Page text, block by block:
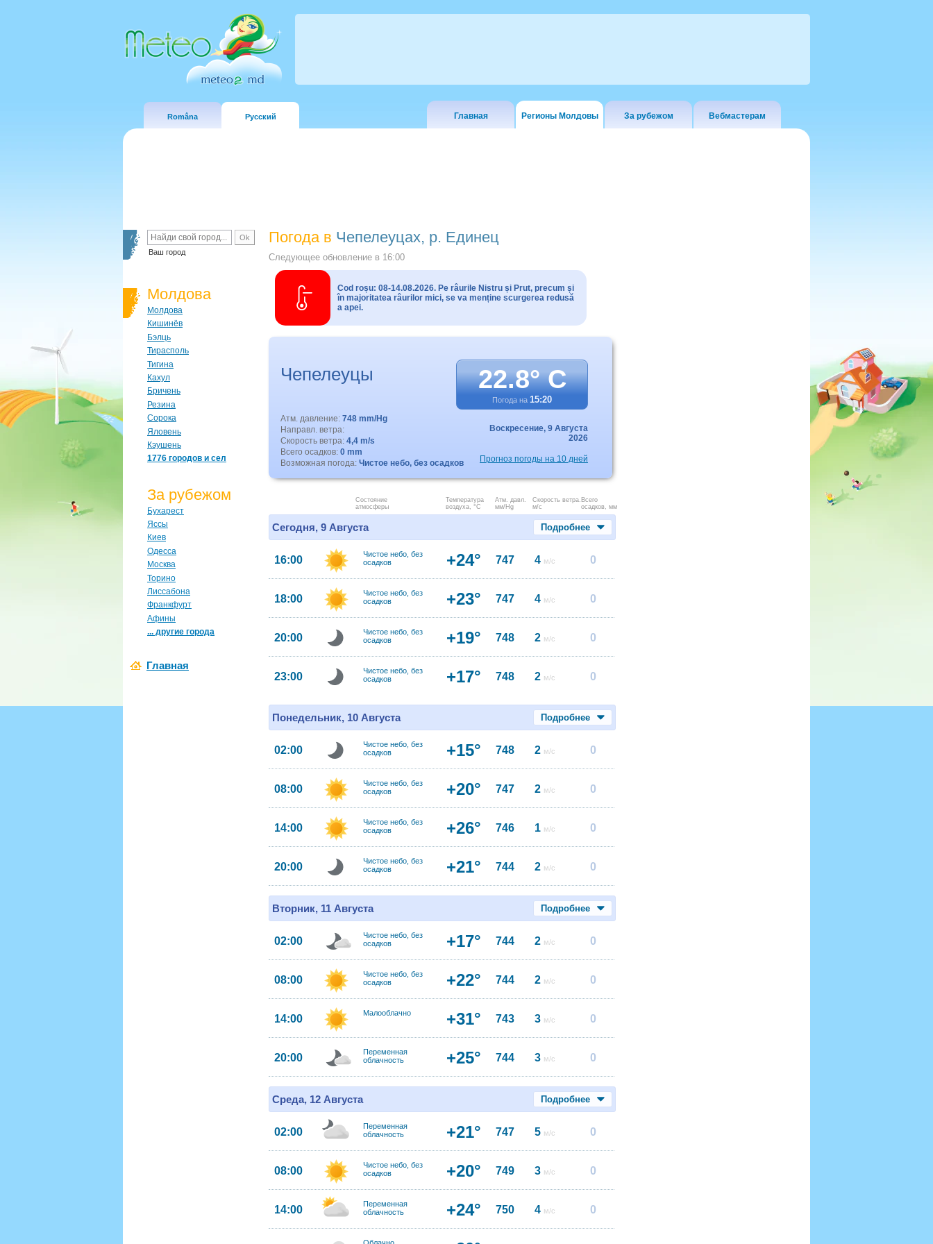
Româna Русский Главная Регионы Молдовы За рубежом Вебмастерам
Ваш город
Молдова
Молдова
Кишинёв
Бэлць
Тирасполь
Тигина
Кахул
Бричень
Резина
Сорока
Яловень
Кэушень
1776 городов и сел
За рубежом
Бухарест
Яссы
Киев
Одесса
Москва
Торино
Лиссабона
Франкфурт
Афины
... другие города
Главная
Погода в Чепелеуцах, р. Единец
Следующее обновление в 16:00
Cod roșu: 08-14.08.2026. Pe râurile Nistru și Prut, precum și
în majoritatea râurilor mici, se va menține scurgerea redusă
a apei.
Чепелеуцы 22.8° C
Погода на 15:20
Атм. давление: 748 mm/Hg
Направл. ветра:
Скорость ветра: 4,4 m/s
Всего осадков: 0 mm
Возможная погода: Чистое небо, без осадков
Воскресение, 9 Августа
2026
Прогноз погоды на 10 дней
Состояние
атмосферы
Температура
воздуха, °C
Атм. давл.
мм/Hg
Скорость ветра.
м/с
Всего
осадков, мм
Сегодня, 9 Августа Подробнее
16:00
Чистое небо, без
осадков
+24° 747 4 м/с 0
18:00
Чистое небо, без
осадков
+23° 747 4 м/с 0
20:00
Чистое небо, без
осадков
+19° 748 2 м/с 0
23:00
Чистое небо, без
осадков
+17° 748 2 м/с 0
Понедельник, 10 Августа Подробнее
02:00
Чистое небо, без
осадков
+15° 748 2 м/с 0
08:00
Чистое небо, без
осадков
+20° 747 2 м/с 0
14:00
Чистое небо, без
осадков
+26° 746 1 м/с 0
20:00
Чистое небо, без
осадков
+21° 744 2 м/с 0
Вторник, 11 Августа Подробнее
02:00
Чистое небо, без
осадков
+17° 744 2 м/с 0
08:00
Чистое небо, без
осадков
+22° 744 2 м/с 0
14:00 Малооблачно +31° 743 3 м/с 0
20:00
Переменная
облачность
+25° 744 3 м/с 0
Среда, 12 Августа Подробнее
02:00
Переменная
облачность
+21° 747 5 м/с 0
08:00
Чистое небо, без
осадков
+20° 749 3 м/с 0
14:00
Переменная
облачность
+24° 750 4 м/с 0